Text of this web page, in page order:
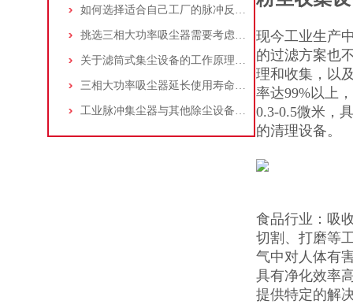
如何选择适合自己工厂的脉冲反吹工业集尘器
挑选三相大功率吸尘器需要考虑哪些问题？
关于滤筒式集尘设备的工作原理及特点说明
三相大功率吸尘器延长使用寿命的建议
工业脉冲集尘器与其他除尘设备的比较
现今工业生产
的过滤方案也
理和收集，以
率达99%以上
0.3-0.5微米，
的清理设备。
食品行业：吸
切割、打磨等
气中对人体有
具有净化效率
提供特定的解